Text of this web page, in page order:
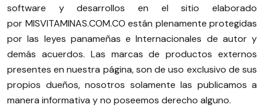
software y desarrollos en el sitio elaborado
por MISVITAMINAS.COM.CO están plenamente protegidas
por las leyes panameñas e Internacionales de autor y
demás acuerdos. Las marcas de productos externos
presentes en nuestra página, son de uso exclusivo de sus
propios dueños, nosotros solamente las publicamos a
manera informativa y no poseemos derecho alguno.